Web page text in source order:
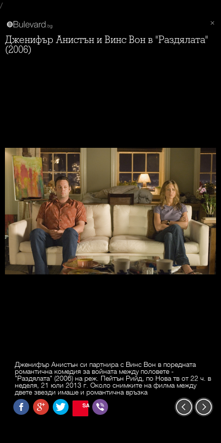
/
Дженифър Анистън и Винс Вон в "Раздялата"
(2006)
Дженифър Анистън си партнира с Винс Вон в поредната
романтична комедия за войната между половете -
"Раздялата" (2006) на реж. Пейтън Рийд, по Нова тв от 22 ч. в
неделя, 21 юли 2013 г. Около снимките на филма между
двете звезди имаше и романтична връзка
SAVE